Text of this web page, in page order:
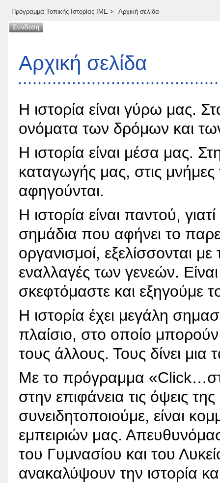
Πρόγραμμα Τοπικής Ιστορίας ΙΜΕ > Αρχική σελίδα
Αρχική σελίδα
Η ιστορία είναι γύρω μας.
ονόματα των δρόμων και
Η ιστορία είναι μέσα μας.
καταγωγής μας, στις
αφηγούνται.
Η ιστορία είναι παντού,
σημάδια που αφήνει το
οργανισμοί, εξελίσσονται
εναλλαγές των γενεών.
σκεφτόμαστε και εξηγούμε
Η ιστορία έχει μεγάλη
πλαίσιο, στο οποίο
τους άλλους. Τους δίνει
Με το πρόγραμμα
στην επιφάνεια τις όψεις
συνειδητοποιούμε, είναι
εμπειριών μας.
του Γυμνασίου και του
ανακαλύψουν την ιστορία